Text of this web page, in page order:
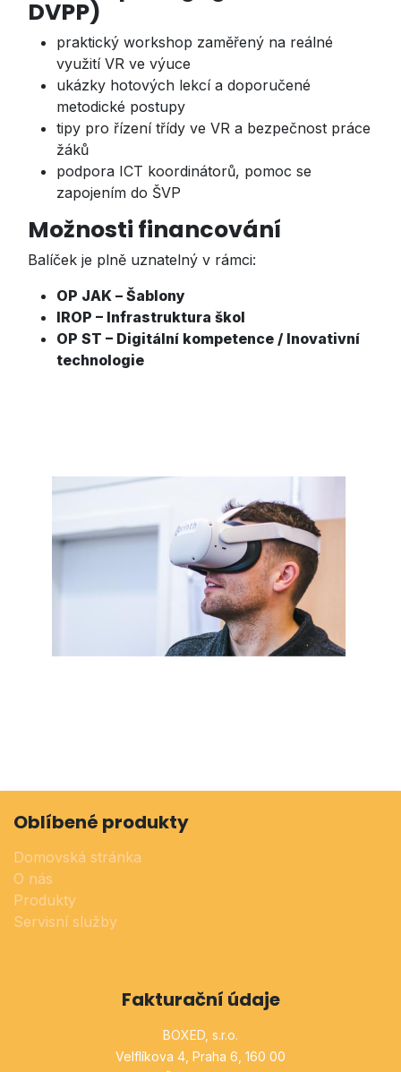
DVPP)
praktický workshop zaměřený na reálné
využití VR ve výuce
ukázky hotových lekcí a doporučené
metodické postupy
tipy pro řízení třídy ve VR a bezpečnost práce
žáků
podpora ICT koordinátorů, pomoc se
zapojením do ŠVP
Možnosti financování
Balíček je plně uznatelný v rámci:
OP JAK – Šablony
IROP – Infrastruktura škol
OP ST – Digitální kompetence / Inovativní
technologie
Oblíbené produkty
Domovská stránka
O nás
Produkty
Servisní služby
Fakturační údaje
BOXED, s.r.o.
Velflíkova 4, Praha 6, 160 00